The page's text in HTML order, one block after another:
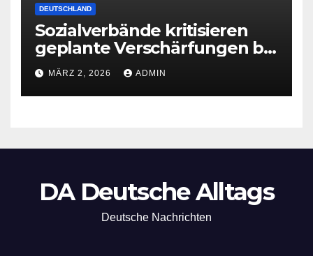
DEUTSCHLAND
Sozialverbände kritisieren
geplante Verschärfungen bei
der Grundsicherung
MÄRZ 2, 2026 ADMIN
DA Deutsche Alltags
Deutsche Nachrichten